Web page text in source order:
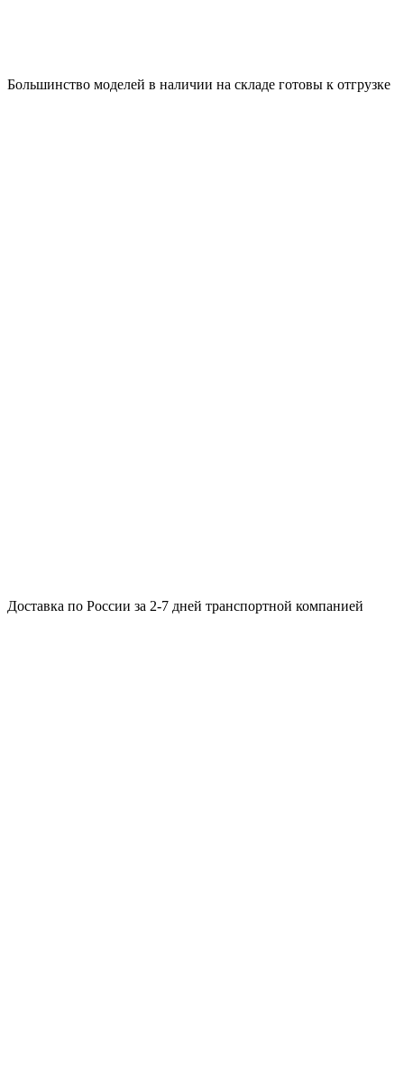
Большинство моделей в наличии на складе готовы к отгрузке
Доставка по России за 2-7 дней транспортной компанией